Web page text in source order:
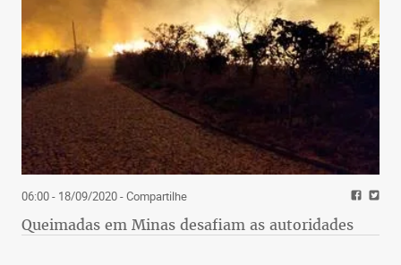
06:00 - 18/09/2020- Compartilhe
Queimadas em Minas desafiam as autoridades